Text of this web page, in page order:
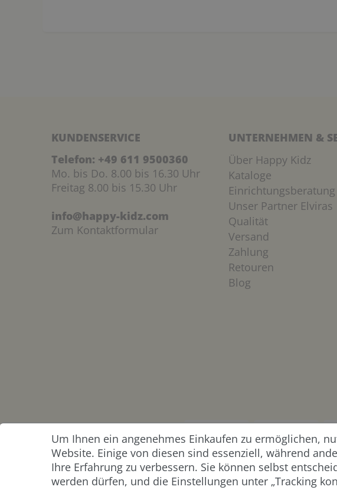
KUNDENSERVICE
Telefon: +49 611 9500360
Mo. bis Do. 8.00 bis 16.30 Uhr
Freitag 8.00 bis 15.30 Uhr
info@happy-kidz.com
Zum Kontaktformular
UNTERNEHMEN &
Über Happy Kidz
Kataloge
Einrichtungsberatung
Unser Partner Elviras
Qualität
Versand
Zahlung
Retouren
Blog
ZAHLUNG &
VERSAND
Um Ihnen ein angenehmes Einkaufen zu ermöglichen,
Website. Einige von diesen sind essenziell, während
Ihre Erfahrung zu verbessern. Sie können selbst
werden dürfen, und die Einstellungen unter „Tracking